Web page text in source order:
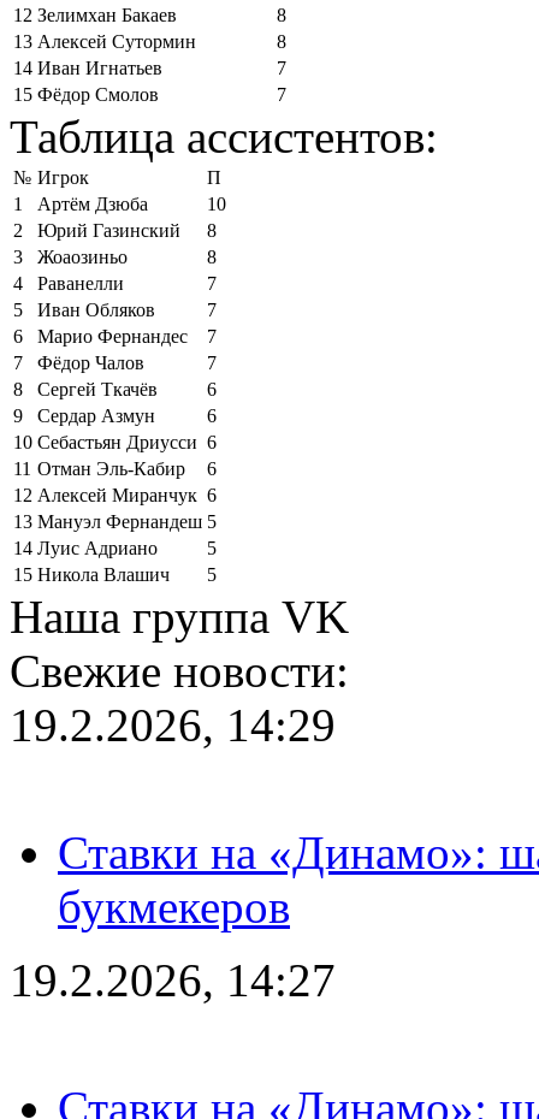
12 Зелимхан Бакаев
8
13 Алексей Сутормин
8
14 Иван Игнатьев
7
15 Фёдор Смолов 7
Таблица ассистентов:
№ Игрок
П
1
Артём Дзюба
10
2
Юрий Газинский
8
3
Жоаозиньо
8
4
Раванелли
7
5
Иван Обляков
7
6
Марио Фернандес
7
7
Фёдор Чалов
7
8
Сергей Ткачёв
6
9
Сердар Азмун
6
10 Себастьян Дриусси 6
11 Отман Эль-Кабир
6
12 Алексей Миранчук 6
13 Мануэл Фернандеш 5
14 Луис Адриано
5
15 Никола Влашич 5
Наша группа VK
Свежие новости:
19.2.2026, 14:29
Ставки на «Динамо»:
букмекеров
19.2.2026, 14:27
Ставки на «Динамо»: